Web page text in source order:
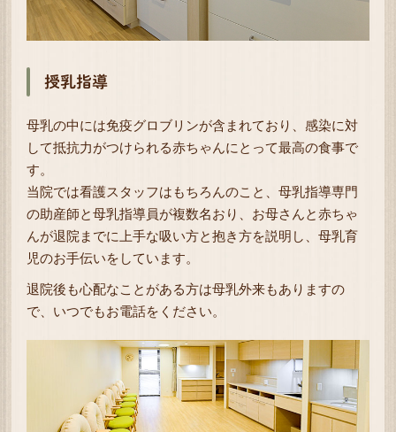
授乳指導
母乳の中には免疫グロブリンが含まれており、感染に対
して抵抗力がつけられる赤ちゃんにとって最高の食事で
す。
当院では看護スタッフはもちろんのこと、母乳指導専門
の助産師と母乳指導員が複数名おり、お母さんと赤ちゃ
んが退院までに上手な吸い方と抱き方を説明し、母乳育
児のお手伝いをしています。
退院後も心配なことがある方は母乳外来もありますの
で、いつでもお電話をください。